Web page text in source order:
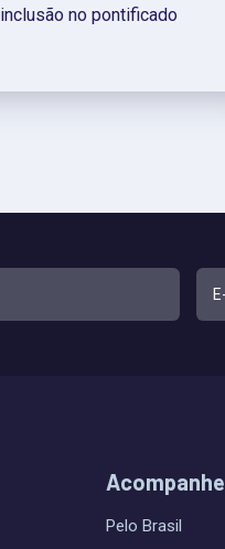
inclusão no pontificado
Acompanhe
Pelo Brasil